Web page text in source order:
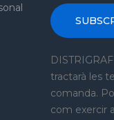
tractarà les
comanda.
com exercir